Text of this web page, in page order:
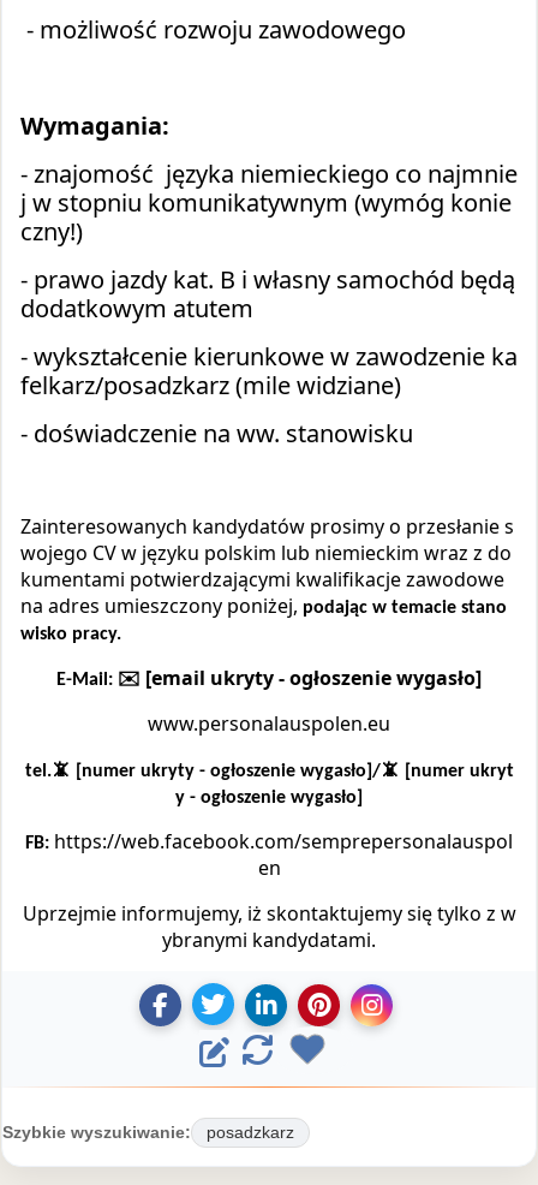
- możliwość rozwoju zawodowego
Wymagania:
- znajomość języka niemieckiego co najmnie
j w stopniu komunikatywnym (wymóg konie
czny!)
- prawo jazdy kat. B i własny samochód będą
dodatkowym atutem
- wykształcenie kierunkowe w zawodzenie ka
felkarz/posadzkarz (mile widziane)
- doświadczenie na ww. stanowisku
Zainteresowanych kandydatów prosimy o przesłanie s
wojego CV w języku polskim lub niemieckim wraz z do
kumentami potwierdzającymi kwalifikacje zawodowe
na adres umieszczony poniżej, podając w temacie stano
wisko pracy.
E-Mail: ✉️ [email ukryty - ogłoszenie wygasło]
www.personalauspolen.eu
tel.📵 [numer ukryty - ogłoszenie wygasło]/📵 [numer ukryt
y - ogłoszenie wygasło]
FB: https://web.facebook.com/semprepersonalauspol
en
Uprzejmie informujemy, iż skontaktujemy się tylko z w
ybranymi kandydatami.
U
o
t
U
d
o
s
t
D
o
d
a
j
Z
a
p
U
o
E
d
y
t
O
d
ś
w
Szybkie wyszukiwanie: posadzkarz